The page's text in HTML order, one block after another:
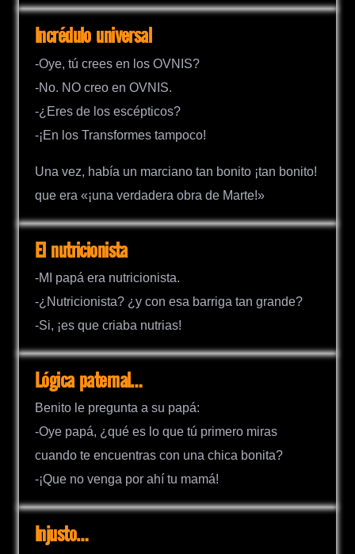
Incrédulo universal
-Oye, tú crees en los OVNIS?
-No. NO creo en OVNIS.
-¿Eres de los escépticos?
-¡En los Transformes tampoco!
Una vez, había un marciano tan bonito ¡tan bonito!
que era «¡una verdadera obra de Marte!»
El nutricionista
-MI papá era nutricionista.
-¿Nutricionista? ¿y con esa barriga tan grande?
-Si, ¡es que criaba nutrias!
Lógica paternal…
Benito le pregunta a su papá:
-Oye papá, ¿qué es lo que tú primero miras
cuando te encuentras con una chica bonita?
-¡Que no venga por ahí tu mamá!
Injusto…